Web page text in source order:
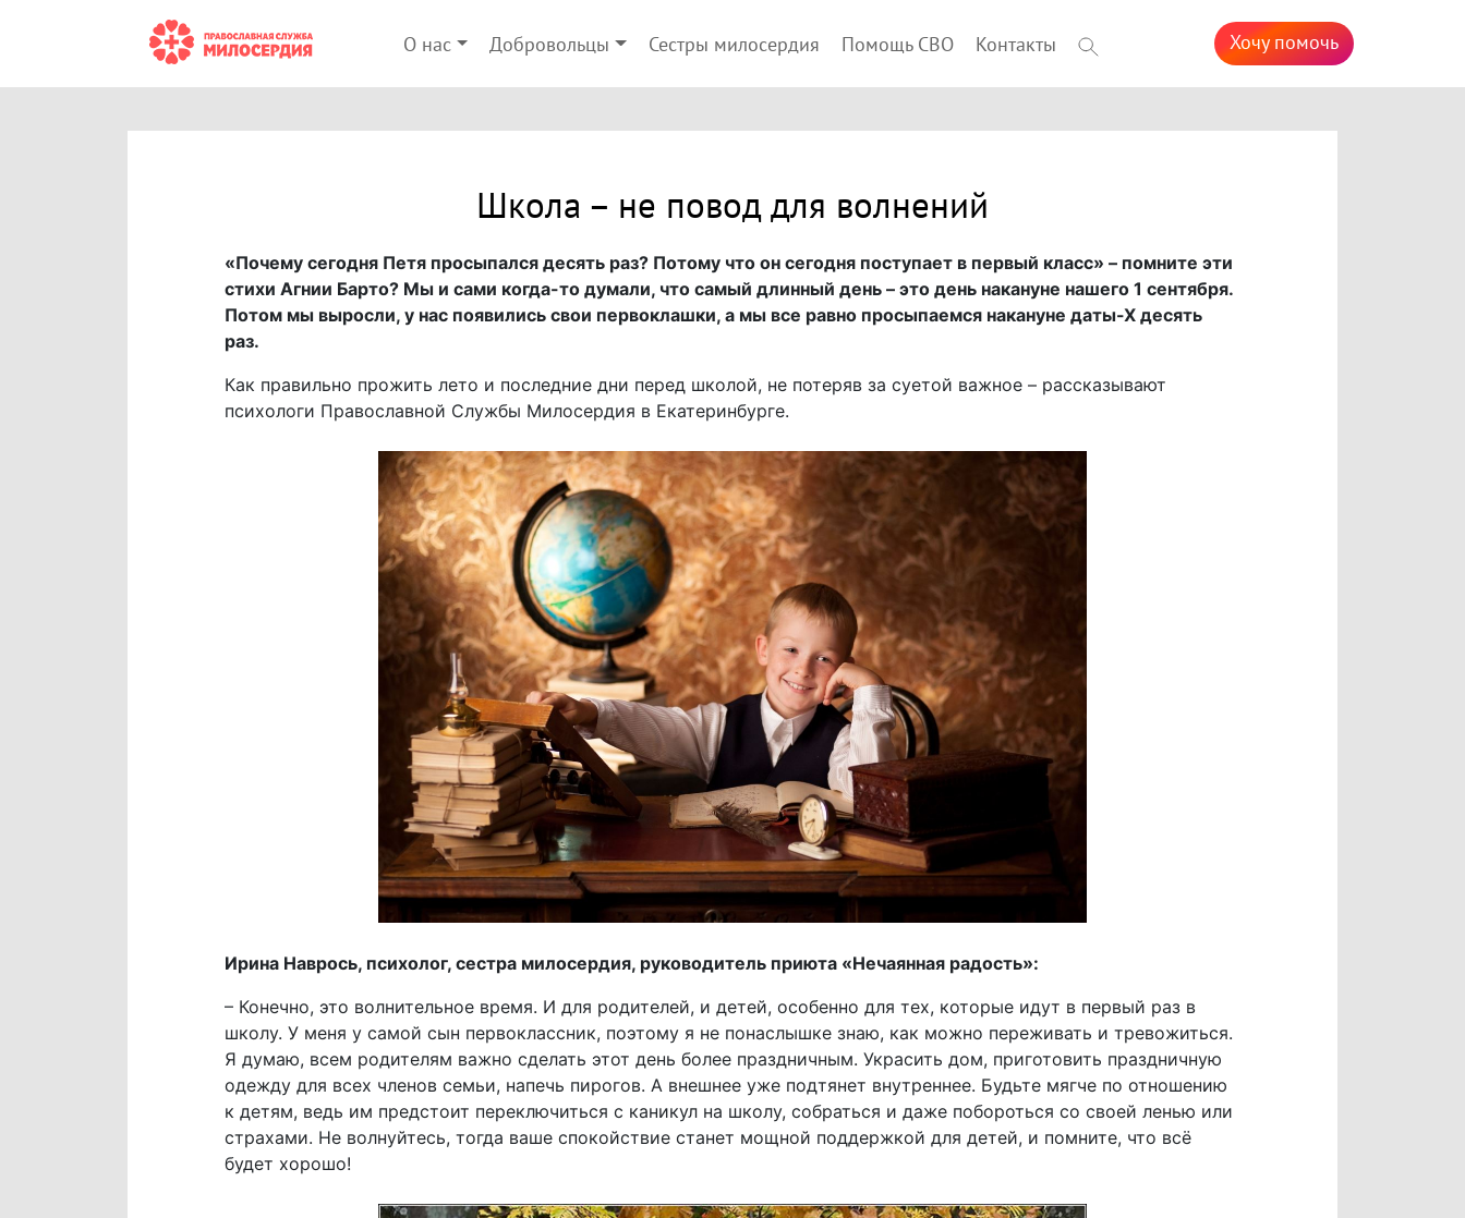
О нас Добровольцы Сестры милосердия Помощь СВО Контакты Хочу помочь
Школа – не повод для волнений
«Почему сегодня Петя просыпался десять раз? Потому что он сегодня поступает в первый класс» – помните эти
стихи Агнии Барто? Мы и сами когда-то думали, что самый длинный день – это день накануне нашего 1 сентября.
Потом мы выросли, у нас появились свои первоклашки, а мы все равно просыпаемся накануне даты-Х десять
раз.
Как правильно прожить лето и последние дни перед школой, не потеряв за суетой важное – рассказывают
психологи Православной Службы Милосердия в Екатеринбурге.
Ирина Наврось, психолог, сестра милосердия, руководитель приюта «Нечаянная радость»:
– Конечно, это волнительное время. И для родителей, и детей, особенно для тех, которые идут в первый раз в
школу. У меня у самой сын первоклассник, поэтому я не понаслышке знаю, как можно переживать и тревожиться.
Я думаю, всем родителям важно сделать этот день более праздничным. Украсить дом, приготовить праздничную
одежду для всех членов семьи, напечь пирогов. А внешнее уже подтянет внутреннее. Будьте мягче по отношению
к детям, ведь им предстоит переключиться с каникул на школу, собраться и даже побороться со своей ленью или
страхами. Не волнуйтесь, тогда ваше спокойствие станет мощной поддержкой для детей, и помните, что всё
будет хорошо!